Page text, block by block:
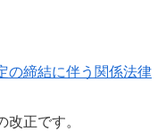
の締結に伴う関係法律
正です。